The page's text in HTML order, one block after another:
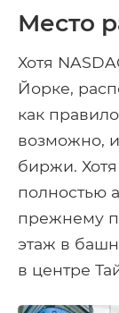
Место
Хотя
Йорке,
как
возможно,
биржи. Хотя
полностью
прежнему
этаж в
в центре